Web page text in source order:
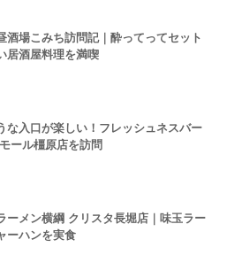
酒場こみち訪問記｜酔ってってセット
居酒屋料理を満喫
な入口が楽しい！フレッシュネスバー
ール橿原店を訪問
ーメン横綱 クリスタ長堀店｜味玉ラー
ーハンを実食